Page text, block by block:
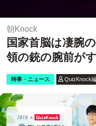
朝Knock
国家首脳は凄腕
領の銃の腕前が
時事・ニュース QuizKnock